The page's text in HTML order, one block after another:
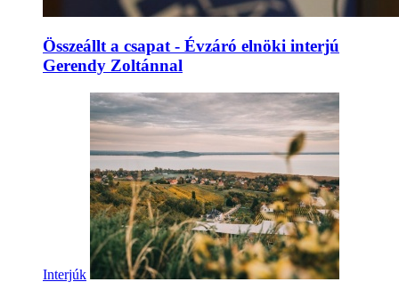
Összeállt a csapat - Évzáró elnöki interjú
Gerendy Zoltánnal
Interjúk